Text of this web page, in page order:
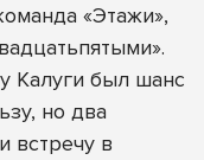
«Этажи»,
Калуги был шанс
но два
встречу в